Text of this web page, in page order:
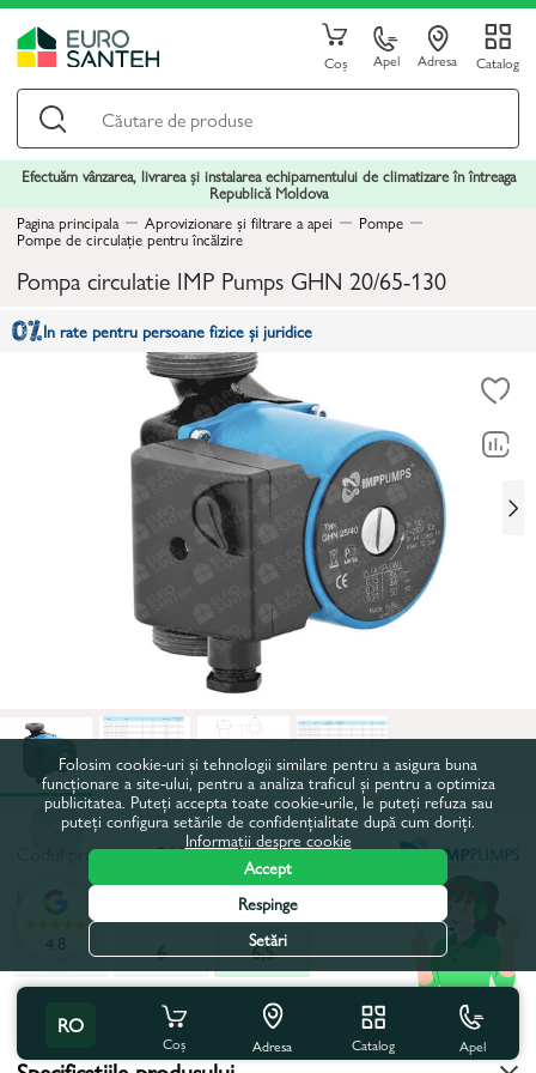
Coș Apel Adresa Catalog
Efectuăm vânzarea, livrarea și instalarea echipamentului de climatizare în întreaga
Republică Moldova
Pagina principala
Aprovizionare și filtrare a apei Pompe
Pompe de circulație pentru încălzire
Pompa circulatie IMP Pumps GHN 20/65-130
In rate pentru persoane fizice și juridice
Codul produsului:26675
Inaltimea maxima de pompare, m:6,5
4
6
6,5
Toate caracteristicile
RO
Coș Adresa Catalog Apel
4.8
Folosim cookie-uri și tehnologii similare pentru a asigura buna
funcționare a site-ului, pentru a analiza traficul și pentru a optimiza
publicitatea. Puteți accepta toate cookie-urile, le puteți refuza sau
puteți configura setările de confidențialitate după cum doriți.
Informații despre cookie
Accept
Respinge
Setări